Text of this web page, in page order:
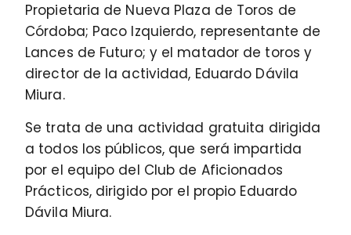
Propietaria de Nueva Plaza de Toros de
Córdoba; Paco Izquierdo, representante de
Lances de Futuro; y el matador de toros y
director de la actividad, Eduardo Dávila
Miura.
Se trata de una actividad gratuita dirigida
a todos los públicos, que será impartida
por el equipo del Club de Aficionados
Prácticos, dirigido por el propio Eduardo
Dávila Miura.